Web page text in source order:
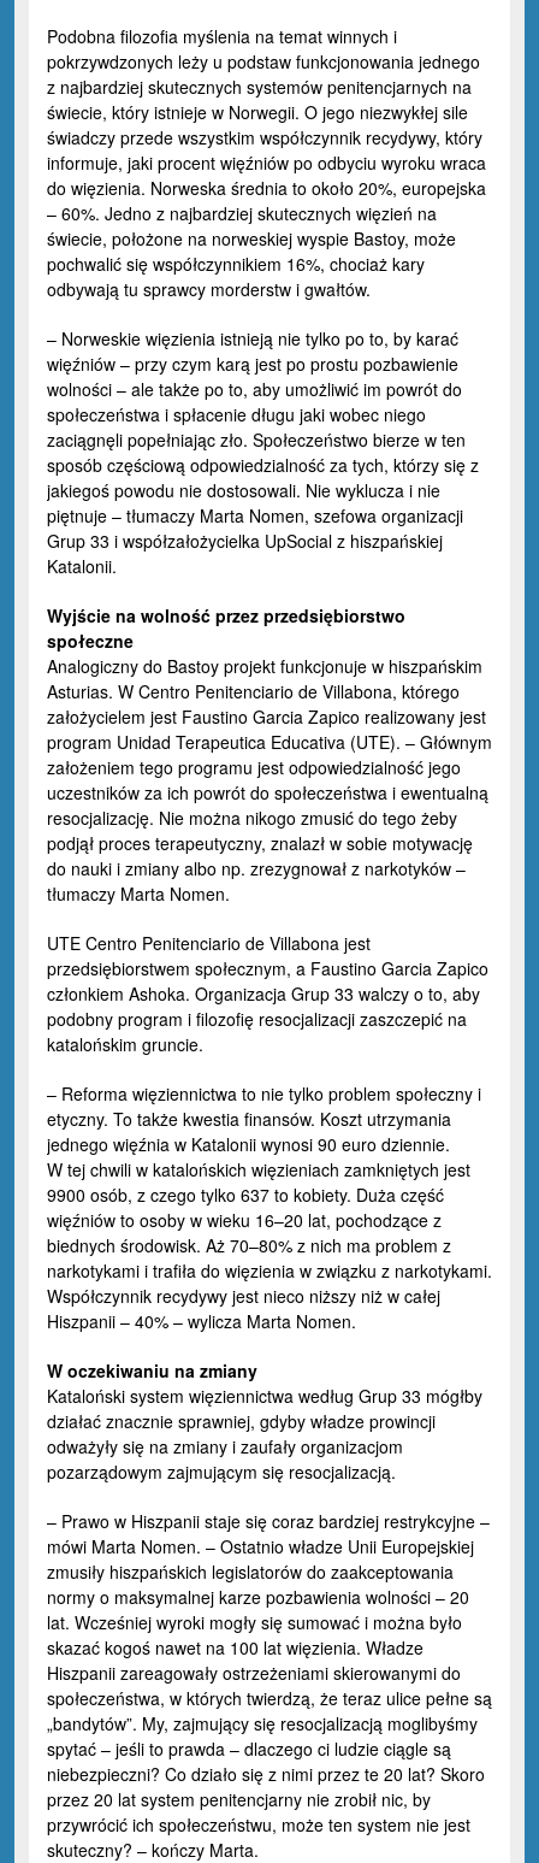
Podobna filozofia myślenia na temat winnych i
pokrzywdzonych leży u podstaw funkcjonowania jednego
z najbardziej skutecznych systemów penitencjarnych na
świecie, który istnieje w Norwegii. O jego niezwykłej sile
świadczy przede wszystkim współczynnik recydywy, który
informuje, jaki procent więźniów po odbyciu wyroku wraca
do więzienia. Norweska średnia to około 20%, europejska
– 60%. Jedno z najbardziej skutecznych więzień na
świecie, położone na norweskiej wyspie Bastoy, może
pochwalić się współczynnikiem 16%, chociaż kary
odbywają tu sprawcy morderstw i gwałtów.
– Norweskie więzienia istnieją nie tylko po to, by karać
więźniów – przy czym karą jest po prostu pozbawienie
wolności – ale także po to, aby umożliwić im powrót do
społeczeństwa i spłacenie długu jaki wobec niego
zaciągnęli popełniając zło. Społeczeństwo bierze w ten
sposób częściową odpowiedzialność za tych, którzy się z
jakiegoś powodu nie dostosowali. Nie wyklucza i nie
piętnuje – tłumaczy Marta Nomen, szefowa organizacji
Grup 33 i współzałożycielka UpSocial z hiszpańskiej
Katalonii.
Wyjście na wolność przez przedsiębiorstwo
społeczne
Analogiczny do Bastoy projekt funkcjonuje w hiszpańskim
Asturias. W Centro Penitenciario de Villabona, którego
założycielem jest Faustino Garcia Zapico realizowany jest
program Unidad Terapeutica Educativa (UTE). – Głównym
założeniem tego programu jest odpowiedzialność jego
uczestników za ich powrót do społeczeństwa i ewentualną
resocjalizację. Nie można nikogo zmusić do tego żeby
podjął proces terapeutyczny, znalazł w sobie motywację
do nauki i zmiany albo np. zrezygnował z narkotyków –
tłumaczy Marta Nomen.
UTE Centro Penitenciario de Villabona jest
przedsiębiorstwem społecznym, a Faustino Garcia Zapico
członkiem Ashoka. Organizacja Grup 33 walczy o to, aby
podobny program i filozofię resocjalizacji zaszczepić na
katalońskim gruncie.
– Reforma więziennictwa to nie tylko problem społeczny i
etyczny. To także kwestia finansów. Koszt utrzymania
jednego więźnia w Katalonii wynosi 90 euro dziennie.
W tej chwili w katalońskich więzieniach zamkniętych jest
9900 osób, z czego tylko 637 to kobiety. Duża część
więźniów to osoby w wieku 16–20 lat, pochodzące z
biednych środowisk. Aż 70–80% z nich ma problem z
narkotykami i trafiła do więzienia w związku z narkotykami.
Współczynnik recydywy jest nieco niższy niż w całej
Hiszpanii – 40% – wylicza Marta Nomen.
W oczekiwaniu na zmiany
Kataloński system więziennictwa według Grup 33 mógłby
działać znacznie sprawniej, gdyby władze prowincji
odważyły się na zmiany i zaufały organizacjom
pozarządowym zajmującym się resocjalizacją.
– Prawo w Hiszpanii staje się coraz bardziej restrykcyjne –
mówi Marta Nomen. – Ostatnio władze Unii Europejskiej
zmusiły hiszpańskich legislatorów do zaakceptowania
normy o maksymalnej karze pozbawienia wolności – 20
lat. Wcześniej wyroki mogły się sumować i można było
skazać kogoś nawet na 100 lat więzienia. Władze
Hiszpanii zareagowały ostrzeżeniami skierowanymi do
społeczeństwa, w których twierdzą, że teraz ulice pełne są
„bandytów”. My, zajmujący się resocjalizacją moglibyśmy
spytać – jeśli to prawda – dlaczego ci ludzie ciągle są
niebezpieczni? Co działo się z nimi przez te 20 lat? Skoro
przez 20 lat system penitencjarny nie zrobił nic, by
przywrócić ich społeczeństwu, może ten system nie jest
skuteczny? – kończy Marta.